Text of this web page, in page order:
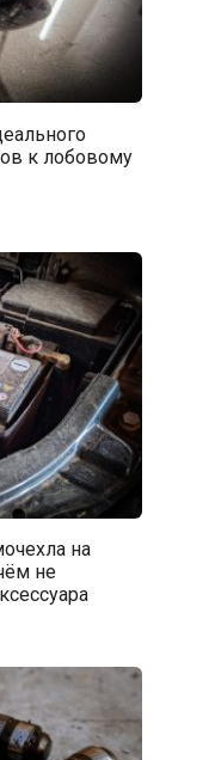
к лобовому
на
не